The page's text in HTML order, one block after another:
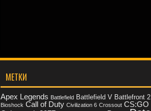
МЕТКИ
Apex Legends Battlefield Battlefield V Battlefront 2
Bioshock Call of Duty Civilization 6 Crossout CS:GO